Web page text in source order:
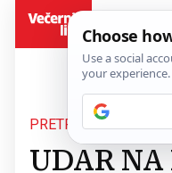
PRETRPANI POSLOM
UDAR NA